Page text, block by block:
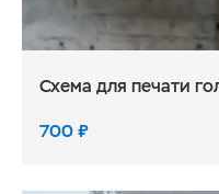
Схема для печати
700₽